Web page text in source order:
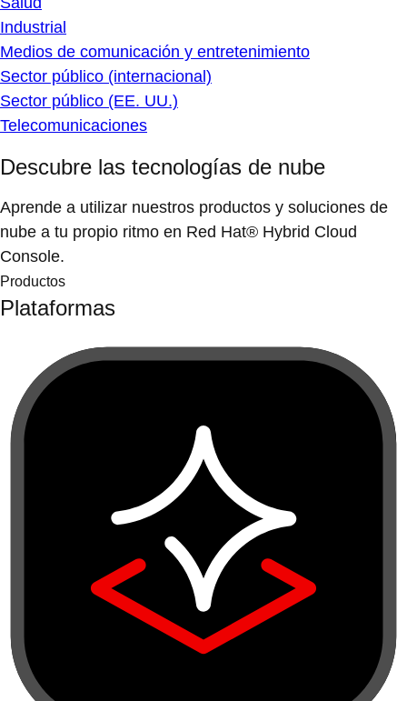
Industrial
Medios de comunicación y entretenimiento
Sector público (internacional)
Sector público (EE. UU.)
Telecomunicaciones
Descubre las tecnologías de nube
Aprende a utilizar nuestros productos y soluciones de
nube a tu propio ritmo en Red Hat® Hybrid Cloud
Console.
Productos
Plataformas